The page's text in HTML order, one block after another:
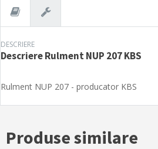
DESCRIERE
DescriereRulment NUP 207 KBS
Rulment NUP 207 - producator KBS
Produse similare